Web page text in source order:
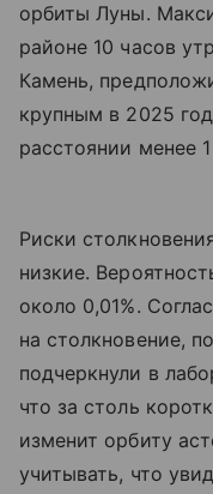
орбиты Луны.
районе 10 часов
Камень,
крупным в 2025
расстоянии менее
Риски
низкие.
около 0,01%.
на столкновение,
подчеркнули в
что за столь
изменит орбиту
учитывать, что